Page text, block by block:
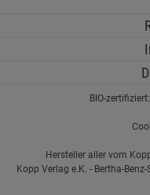
BIO-
Hersteller aller vom
Kopp Verlag e.K. - Bertha-
Cookie-
Marketing